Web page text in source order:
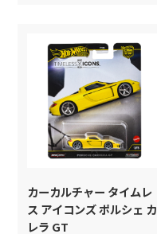
カーカルチャー タイムレ
ス アイコンズ ポルシェ カ
レラ GT